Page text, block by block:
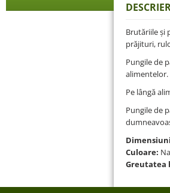
Brutăriile și
prăjituri,
Pungile de
alimentelor.
Pe lângă
Pungile de
Culoare:
Greutatea